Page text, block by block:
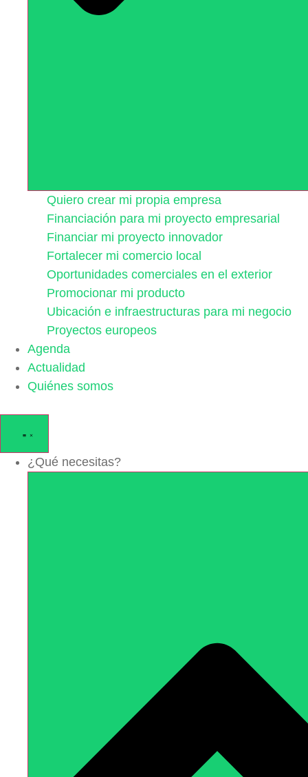
Quiero crear mi propia empresa
Financiación para mi proyecto empresarial
Financiar mi proyecto innovador
Fortalecer mi comercio local
Oportunidades comerciales en el exterior
Promocionar mi producto
Ubicación e infraestructuras para mi negocio
Proyectos europeos
Agenda
Actualidad
Quiénes somos
¿Qué necesitas?